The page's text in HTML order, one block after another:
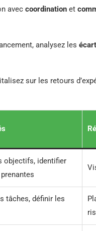
aveccoordination et
analysez les
sur les retours
objectifs, identifier
tâches, définir les